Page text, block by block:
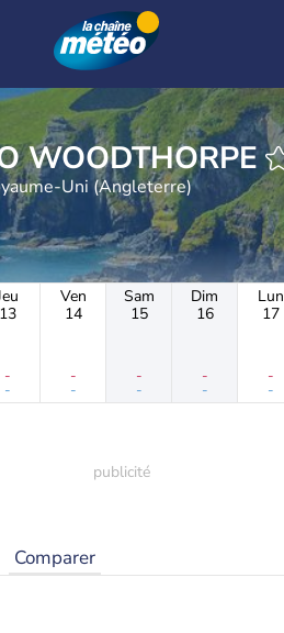
METEO WOODTHORPE
Uni (Angleterre)
13
-
-
Ven
14
-
-
Sam
15
-
-
Dim
16
-
-
Lun
17
-
-
Comparer